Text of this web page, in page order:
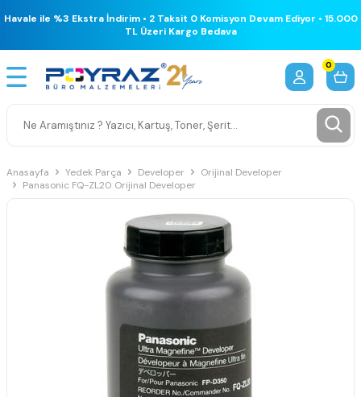
Havale ile %3 Ekstra İndirim • 2 Taksit 0 Komisyon Devam Ediyor • 15.000
TL Üzeri Kargo Bedava
0
Anasayfa Yedek Parça Developer
Orijinal Developer
Panasonic FQ-ZL20 Orijinal Developer